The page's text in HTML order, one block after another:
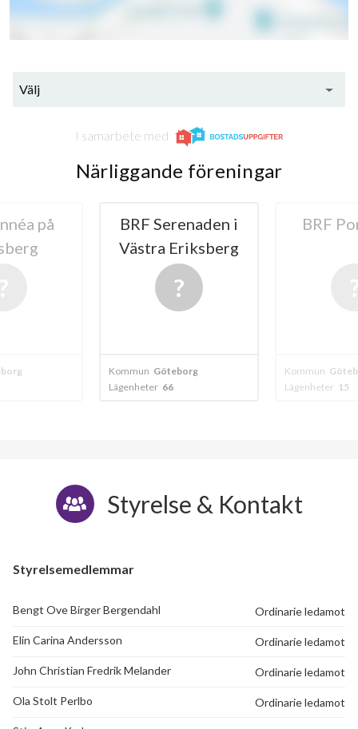
Välj
I samarbete med
Närliggande föreningar
i
BRF Porthuset
Kommun Göteborg
Lägenheter 15
BRF
Kommun
Lägenheter 65
Styrelse & Kontakt
Styrelsemedlemmar
Bengt Ove Birger Bergendahl Ordinarie ledamot
Elin Carina Andersson Ordinarie ledamot
John Christian Fredrik Melander Ordinarie ledamot
Ola Stolt Perlbo Ordinarie ledamot